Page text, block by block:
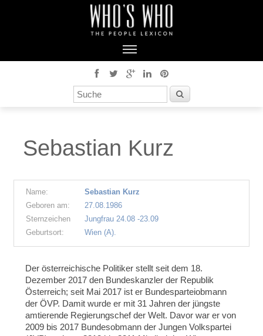
Sebastian Kurz
Name:
Sebastian Kurz
Geboren am:
27.08.1986
Sternzeichen
Jungfrau 24.08 -23.09
Geburtsort:
Wien (A).
Der österreichische Politiker stellt seit dem 18.
Dezember 2017 den Bundeskanzler der Republik
Österreich; seit Mai 2017 ist er Bundesparteiobmann
der ÖVP. Damit wurde er mit 31 Jahren der jüngste
amtierende Regierungschef der Welt. Davor war er von
2009 bis 2017 Bundesobmann der Jungen Volkspartei